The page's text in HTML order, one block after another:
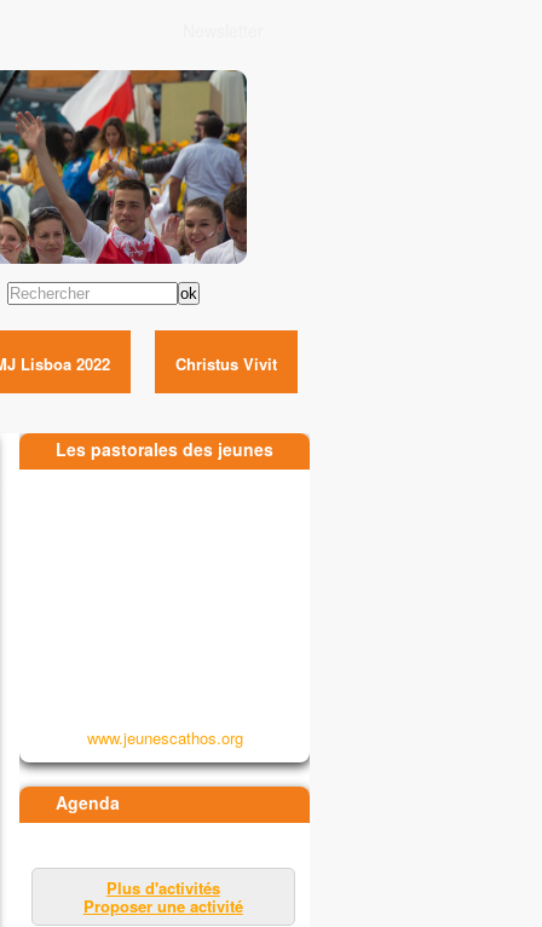
Rechercher
Lisboa 2022 Christus Vivit
Les pastorales des jeunes
www.jeunescathos.org
Agenda
Plus d'activités
Proposer une activité